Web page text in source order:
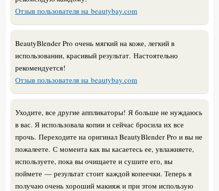
Отзыв пользователя на beautybay.com
BeautyBlender Pro очень мягкий на коже, легкий в
использовании, красивый результат. Настоятельно
рекомендуется!
Отзыв пользователя на beautybay.com
Уходите, все другие аппликаторы! Я больше не нуждаюсь
в вас. Я использовала копии и сейчас бросила их все
прочь. Переходите на оригинал BeautyBlender Pro и вы не
пожалеете. С момента как вы касаетесь ее, увлажняете,
используете, пока вы очищаете и сушите его, вы
поймете — результат стоит каждой копеечки. Теперь я
получаю очень хороший макияж и при этом использую